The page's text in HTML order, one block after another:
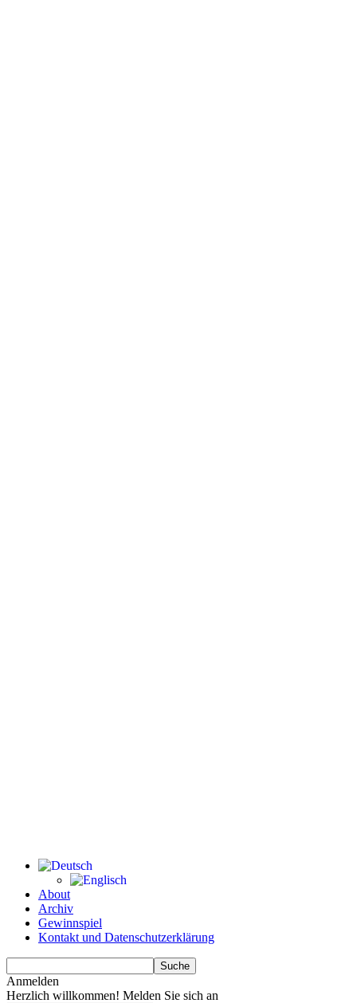
About
Archiv
Gewinnspiel
Kontakt und Datenschutzerklärung
Anmelden
Herzlich willkommen! Melden Sie sich an